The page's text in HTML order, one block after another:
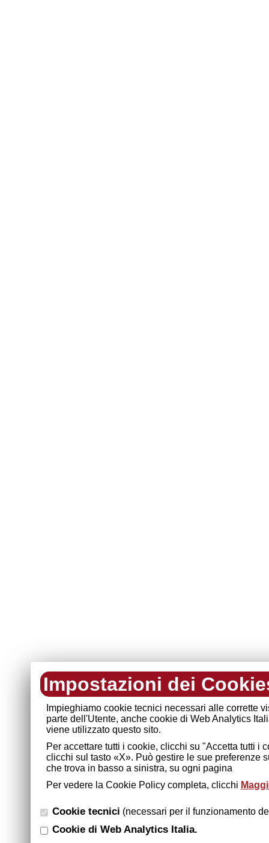
Impostazioni dei
Impieghiamo cookie tecnici necessari alle corrette
parte dell'Utente, anche cookie di Web Analytics
viene utilizzato questo sito.
Per accettare tutti i cookie, clicchi su "Accetta tutti
clicchi sul tasto «X». Può gestire le sue preferenze
che trova in basso a sinistra, su ogni pagina
Per vedere la Cookie Policy completa, clicchi
Cookie tecnici (necessari per il funzionamento
Cookie di Web Analytics Italia.